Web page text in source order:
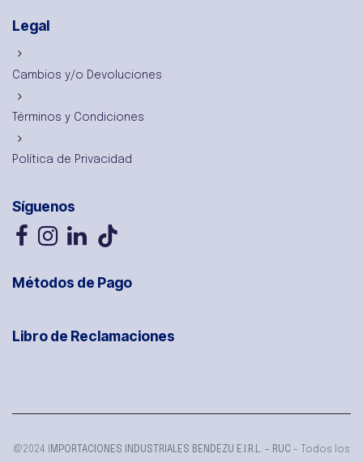
Legal
Cambios y/o Devoluciones
Términos y Condiciones
Política de Privacidad
Síguenos
Métodos de Pago
Libro de Reclamaciones
@2024 I MPORTACIONES INDUSTRIALES BENDEZU E.I.R.L. - RUC - Todos los